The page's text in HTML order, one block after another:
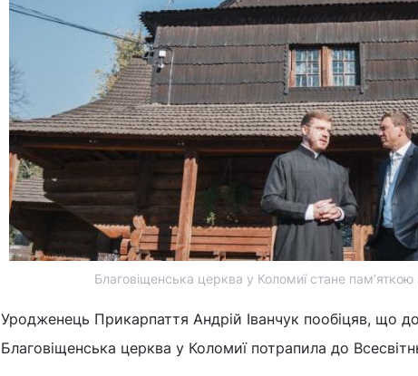
Благовіщенська церква у Коломиї стане
Уродженець Прикарпаття Андрій Іванчук пообіцяв, що
Благовіщенська церква у Коломиї потрапила до